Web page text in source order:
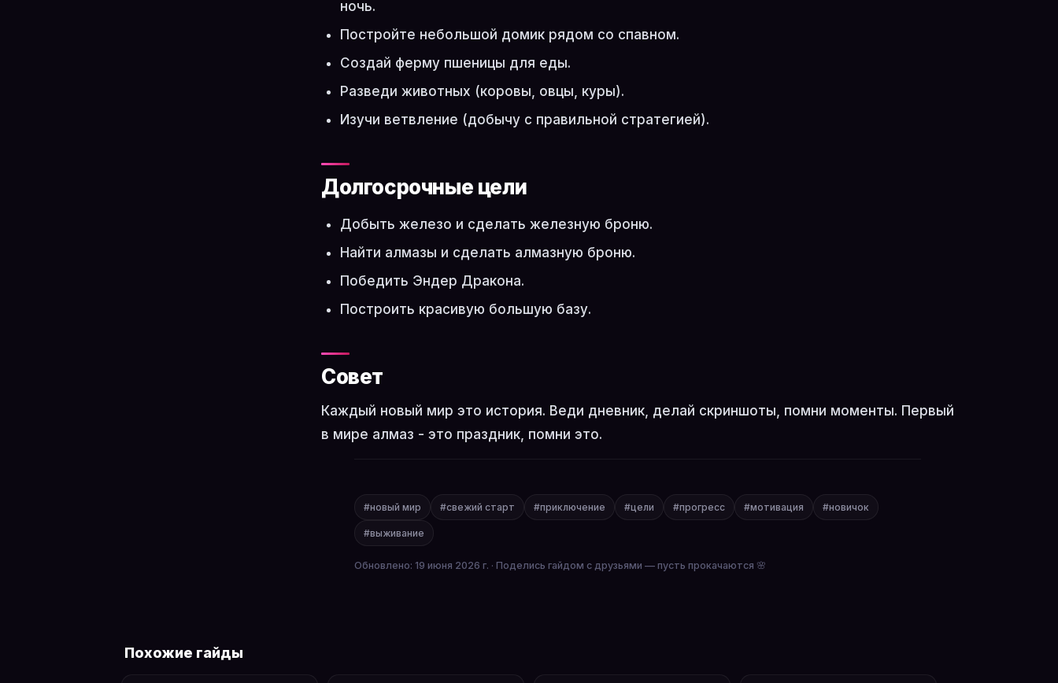
ночь.
Постройте небольшой домик рядом со спавном.
Создай ферму пшеницы для еды.
Разведи животных (коровы, овцы, куры).
Изучи ветвление (добычу с правильной стратегией).
Долгосрочные цели
Добыть железо и сделать железную броню.
Найти алмазы и сделать алмазную броню.
Победить Эндер Дракона.
Построить красивую большую базу.
Совет
Каждый новый мир это история. Веди дневник, делай скриншоты, помни моменты. Первый
в мире алмаз - это праздник, помни это.
#новый мир #свежий старт #приключение #цели #прогресс #мотивация #новичок
#выживание
Обновлено: 19 июня 2026 г. · Поделись гайдом с друзьями — пусть прокачаются 🌸
Похожие гайды